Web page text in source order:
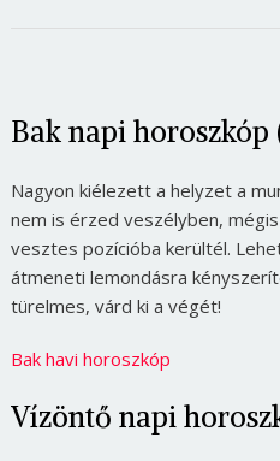
Bak napi horoszkóp
Nagyon kiélezett a helyzet a
nem is érzed veszélyben,
vesztes pozícióba kerültél.
átmeneti lemondásra
türelmes, várd ki a végét!
Bak havi horoszkóp
Vízöntő napi